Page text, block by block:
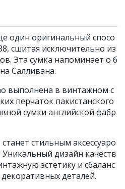
один оригинальный спосо
сшитая исключительно из
Эта сумка напоминает о б
Салливана.
выполнена в винтажном с
перчаток пакистанского
сумки английской фабр
стильным аксессуаро
дизайн качеств
эстетику и сбаланс
деталей.